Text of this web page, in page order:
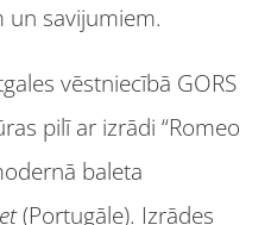
un savijumiem.
vēstniecībā GORS
pilī ar izrādi “Romeo
baleta
(Portugāle). Izrādes